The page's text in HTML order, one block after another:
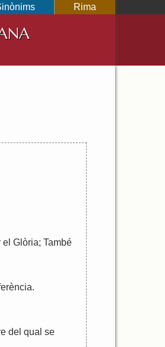
Rima
el Glòria; També
.
del qual se